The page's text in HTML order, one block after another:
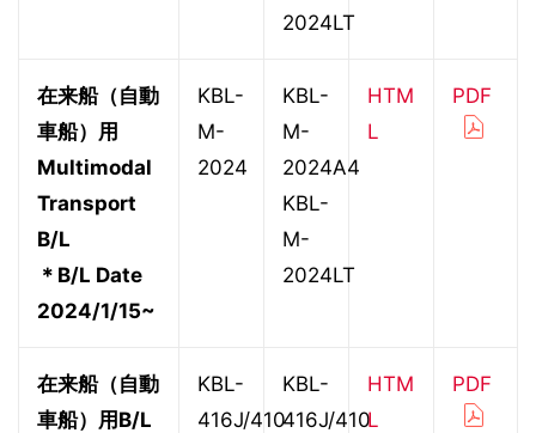
2024LT
在来船（自動
車船）用
Multimodal
Transport
B/L
＊B/L Date
2024/1/15~
KBL-
M-
2024
KBL-
M-
2024A4
KBL-
M-
2024LT
HTM
L
PDF
在来船（自動
車船）用B/L
KBL-
416J/410
KBL-
416J/410
HTM
L
PDF